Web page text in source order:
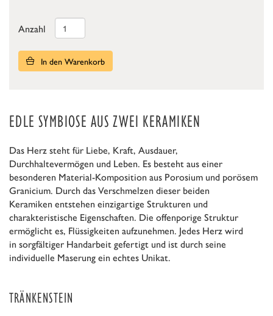
Anzahl
In den Warenkorb
EDLE SYMBIOSE AUS ZWEI KERAMIKEN
Das Herz steht für Liebe, Kraft, Ausdauer,
Durchhaltevermögen und Leben. Es besteht aus einer
besonderen Material-Komposition aus Porosium und porösem
Granicium. Durch das Verschmelzen dieser beiden
Keramiken entstehen einzigartige Strukturen und
charakteristische Eigenschaften. Die offenporige Struktur
ermöglicht es, Flüssigkeiten aufzunehmen. Jedes Herz wird
in sorgfältiger Handarbeit gefertigt und ist durch seine
individuelle Maserung ein echtes Unikat.
TRÄNKENSTEIN